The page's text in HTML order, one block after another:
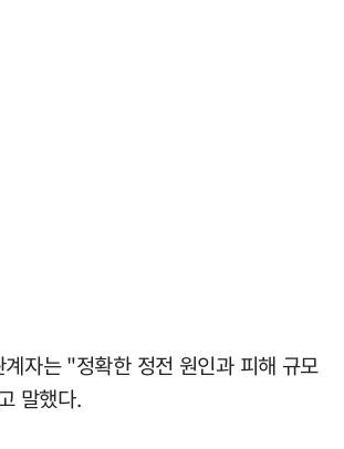
자는 "정확한 정전 원인과 피해 규모
말했다.